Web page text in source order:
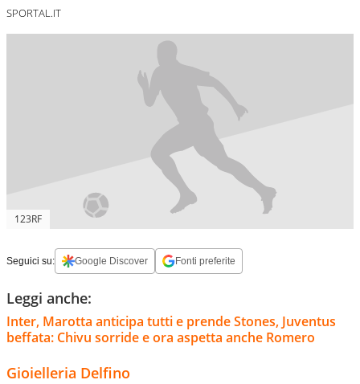
SPORTAL.IT
123RF
Seguici su: Google Discover Fonti preferite
Leggi anche:
Inter, Marotta anticipa tutti e prende Stones, Juventus
beffata: Chivu sorride e ora aspetta anche Romero
Gioielleria Delfino